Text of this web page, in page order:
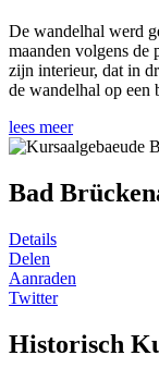
De wandelhal werd
maanden volgens
zijn interieur, dat in
de wandelhal op een
lees meer
Bad
Details
Delen
Aanraden
Twitter
Historisch